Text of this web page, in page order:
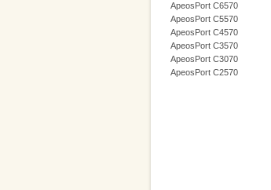
ApeosPort C6570
ApeosPort C5570
ApeosPort C4570
ApeosPort C3570
ApeosPort C3070
ApeosPort C2570